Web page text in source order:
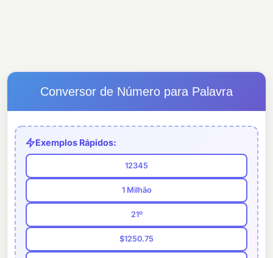
Conversor de Número para Palavra
Exemplos Rápidos:
12345
1 Milhão
21º
$1250.75